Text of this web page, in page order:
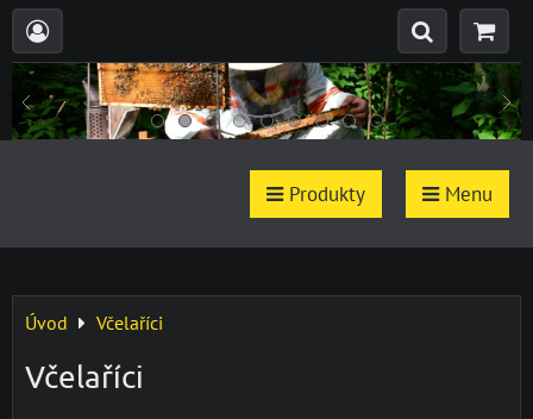
Produkty Menu
Úvod Včelaříci
Včelaříci